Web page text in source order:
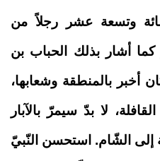
وتسعة عشر رجلاً من
كما أشار بذلك الحباب بن
أخبر بالمنطقة وشعابها،
لا بدّ سيمرّ بالآبار
إلى الشّام. استحسن النّبيّ